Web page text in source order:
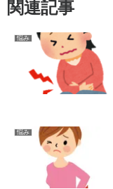
関連記事
悩み
悩み